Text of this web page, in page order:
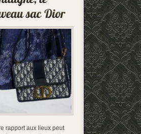
rapport aux lieux peut